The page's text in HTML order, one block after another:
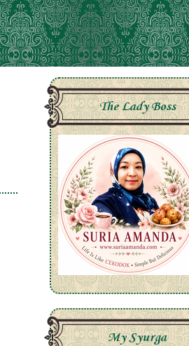
The Lady Boss
My Syurga